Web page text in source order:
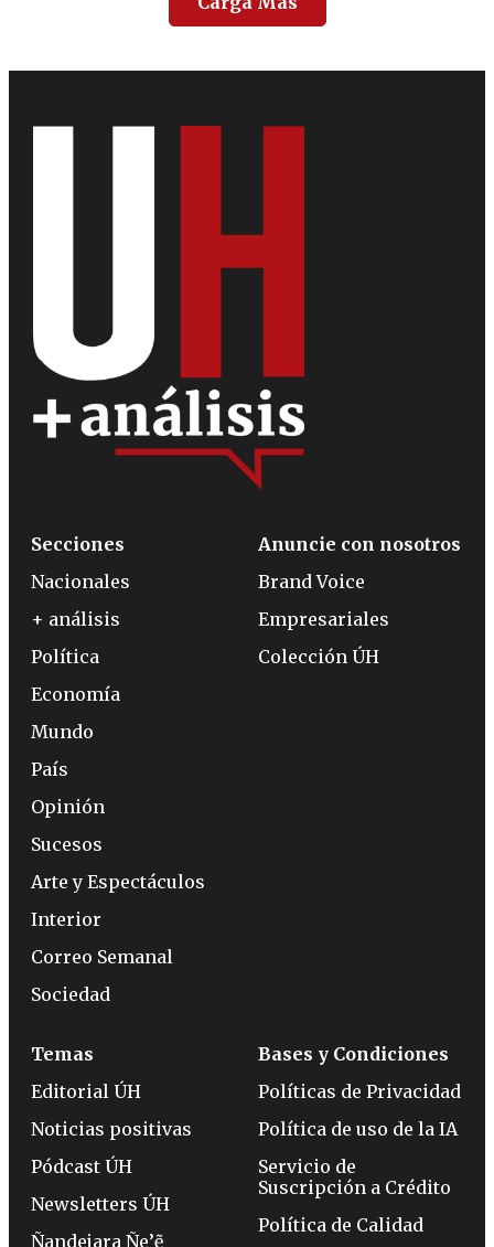
Secciones
Nacionales
+ análisis
Política
Economía
Mundo
País
Opinión
Sucesos
Arte y Espectáculos
Interior
Correo Semanal
Sociedad
Anuncie con nosotros
Brand Voice
Empresariales
Colección ÚH
Temas
Editorial ÚH
Noticias positivas
Pódcast ÚH
Newsletters ÚH
Ñandejara Ñe’ẽ
Bases y Condiciones
Políticas de Privacidad
Política de uso de la IA
Servicio de
Suscripción a Crédito
Política de Calidad